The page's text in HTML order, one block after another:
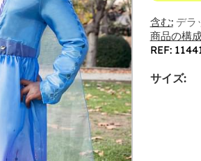
含む:デラ
商品の構
REF:
サイズ: